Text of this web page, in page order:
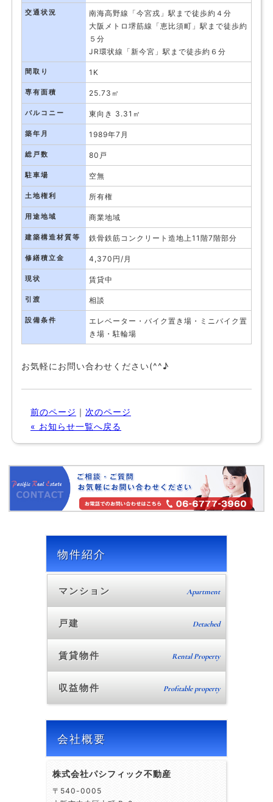
交通状況
南海高野線「今宮戎」駅まで徒歩約４分
大阪メトロ堺筋線「恵比須町」駅まで徒歩約
５分
JR環状線「新今宮」駅まで徒歩約６分
間取り 1K
専有面積 25.73㎡
バルコニー 東向き 3.31㎡
築年月 1989年7月
総戸数 80戸
駐車場 空無
土地権利 所有権
用途地域 商業地域
建築構造材質等 鉄骨鉄筋コンクリート造地上11階7階部分
修繕積立金 4,370円/月
現状 賃貸中
引渡 相談
設備条件
エレベーター・バイク置き場・ミニバイク置
き場・駐輪場
お気軽にお問い合わせください(^^♪
前のページ ｜ 次のページ
« お知らせ一覧へ戻る
物件紹介
マンション Apartment
戸建 Detached
賃貸物件 Rental Property
収益物件 Profitable property
会社概要
株式会社パシフィック不動産
〒540-0005